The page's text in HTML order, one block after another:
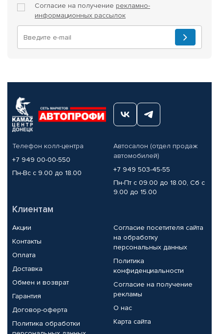
Согласие на получение рекламно-
информационных рассылок
Телефон колл-центра
+7 949 00-00-550
Пн-Вс с 9.00 до 18.00
Автосалон (отдел продаж
автомобилей)
+7 949 503-45-55
Пн-Пт с 09.00 до 18.00, Сб с
9.00 до 15.00
Клиентам
Акции
Контакты
Оплата
Доставка
Обмен и возврат
Гарантия
Договор-оферта
Политика обработки
Согласие посетителя сайта
на обработку
персональных данных
Политика
конфиденциальности
Согласие на получение
рекламы
О нас
Карта сайта